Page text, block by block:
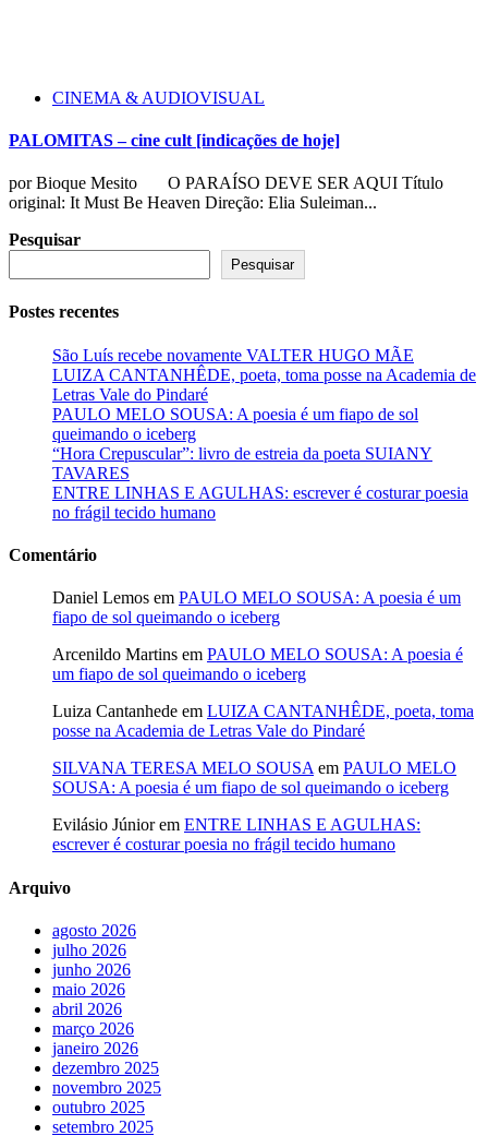
CINEMA & AUDIOVISUAL
PALOMITAS – cine cult [indicações de hoje]
por Bioque Mesito O PARAÍSO DEVE SER AQUI Título
original: It Must Be Heaven Direção: Elia Suleiman...
Pesquisar
Pesquisar
Postes recentes
São Luís recebe novamente VALTER HUGO MÃE
LUIZA CANTANHÊDE, poeta, toma posse na Academia de
Letras Vale do Pindaré
PAULO MELO SOUSA: A poesia é um fiapo de sol
queimando o iceberg
“Hora Crepuscular”: livro de estreia da poeta SUIANY
TAVARES
ENTRE LINHAS E AGULHAS: escrever é costurar poesia
no frágil tecido humano
Comentário
Daniel Lemos em PAULO MELO SOUSA: A poesia é um
fiapo de sol queimando o iceberg
Arcenildo Martins em PAULO MELO SOUSA: A poesia é
um fiapo de sol queimando o iceberg
Luiza Cantanhede em LUIZA CANTANHÊDE, poeta, toma
posse na Academia de Letras Vale do Pindaré
SILVANA TERESA MELO SOUSA em PAULO MELO
SOUSA: A poesia é um fiapo de sol queimando o iceberg
Evilásio Júniorem ENTRE LINHAS E AGULHAS:
escrever é costurar poesia no frágil tecido humano
Arquivo
agosto 2026
julho 2026
junho 2026
maio 2026
abril 2026
março 2026
janeiro 2026
dezembro 2025
novembro 2025
outubro 2025
setembro 2025